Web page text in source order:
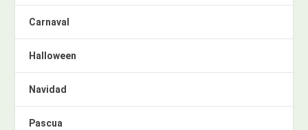
Carnaval
Halloween
Navidad
Pascua